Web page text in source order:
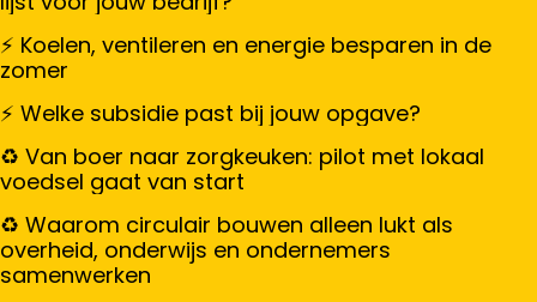
Koelen, ventileren en energie besparen in de
zomer
Welke subsidie past bij jouw opgave?
Van boer naar zorgkeuken: pilot met lokaal
voedsel gaat van start
Waarom circulair bouwen alleen lukt als
overheid, onderwijs en ondernemers
samenwerken